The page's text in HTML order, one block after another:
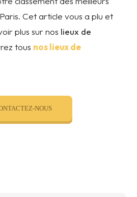
Cet article vous a plu et
plus sur nos lieux de
tous nos lieux de
NOUS